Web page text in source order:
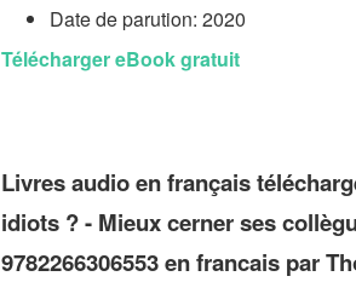
Date de parution: 2020
Télécharger eBook gratuit
Livres audio en français
idiots ? - Mieux cerner ses
9782266306553 en francais par